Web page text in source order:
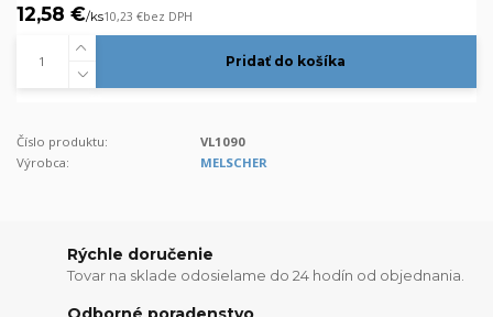
12,58 €/ks10,23 €bez DPH
Pridať do košíka
Číslo produktu:
VL1090
Výrobca:
MELSCHER
Rýchle doručenie
Tovar na sklade odosielame do 24 hodín od objednania.